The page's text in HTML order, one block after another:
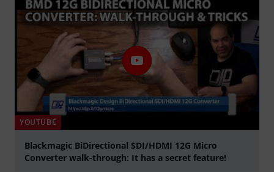
YOUTUBE
Blackmagic BiDirectional SDI/HDMI 12G Micro
Converter walk-through: It has a secret feature!